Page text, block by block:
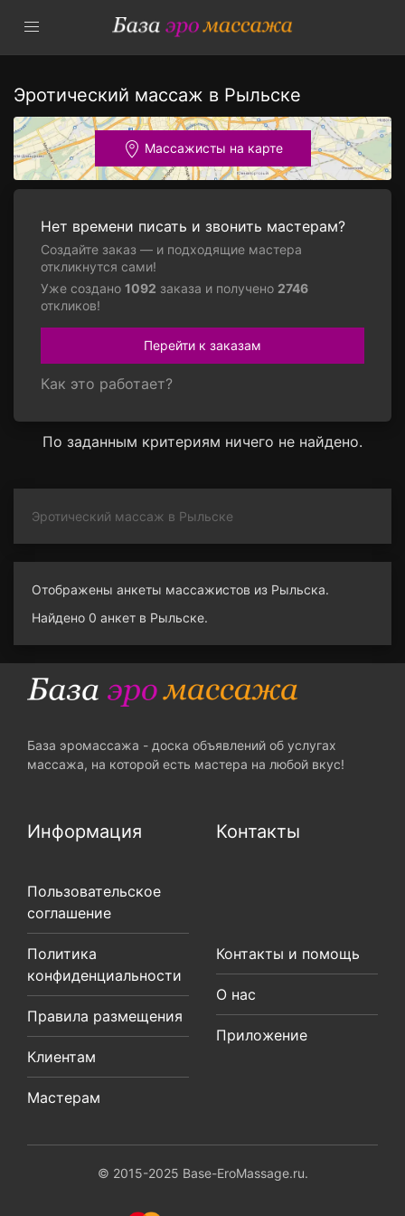
Эротический массаж в Рыльске
Массажисты на карте
Нет времени писать и звонить мастерам?
Создайте заказ — и подходящие мастера
откликнутся сами!
Уже создано 1092 заказа и получено 2746
откликов!
Перейти к заказам
Как это работает?
По заданным критериям ничего не найдено.
Эротический массаж в Рыльске
Отображены анкеты массажистов из Рыльска.
Найдено 0 анкет в Рыльске.
База эромассажа - доска объявлений об услугах
массажа, на которой есть мастера на любой вкус!
Информация
Пользовательское
соглашение
Политика
конфиденциальности
Правила размещения
Клиентам
Мастерам
Контакты
Контакты и помощь
О нас
Приложение
© 2015-2025 Base-EroMassage.ru.